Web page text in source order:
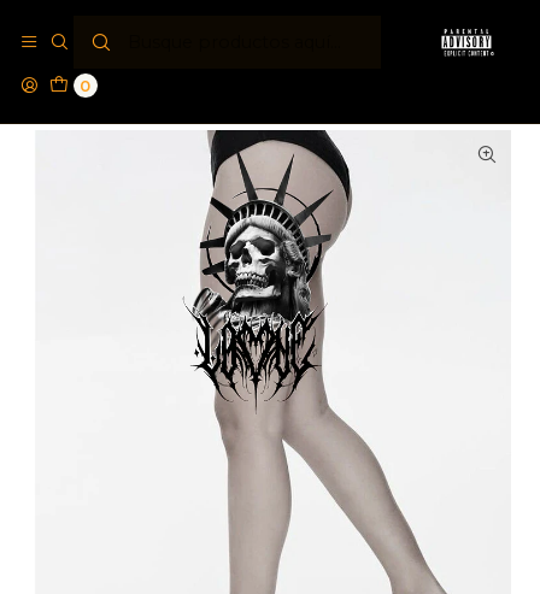
0
Tatuaje Nostramanus by Parental Advisory® Liberty